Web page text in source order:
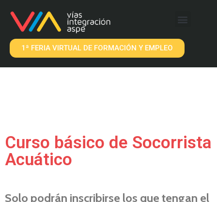
1ª FERIA VIRTUAL DE FORMACIÓN Y EMPLEO
Curso básico de Socorrista
Acuático
Solo podrán inscribirse los que tengan el